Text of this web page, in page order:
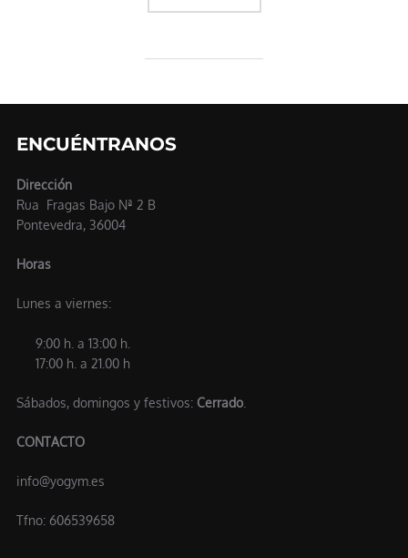
ENCUÉNTRANOS
Dirección
Rua Fragas Bajo Nª 2 B
Pontevedra, 36004
Horas
Lunes a viernes:
9:00 h. a 13:00 h.
17:00 h. a 21.00 h
Sábados, domingos y festivos: Cerrado.
CONTACTO
info@yogym.es
Tfno: 606539658